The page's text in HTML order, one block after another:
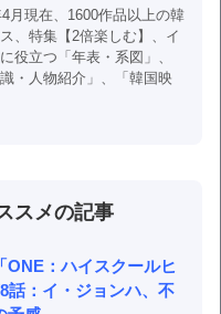
4月現在、1600作品以上の韓
、特集【2倍楽しむ】、イ
役立つ「年表・系図」、
・人物紹介」、「韓国映
スメの記事
ONE：ハイスクールヒ
話：イ・ジョンハ、不